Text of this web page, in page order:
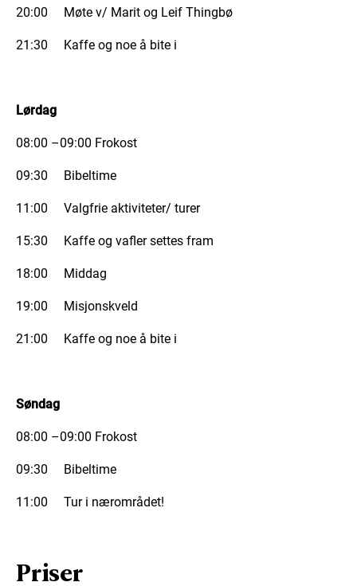
20:00 Møte v/ Marit og Leif Thingbø
21:30 Kaffe og noe å bite i
Lørdag
08:00 –09:00 Frokost
09:30 Bibeltime
11:00 Valgfrie aktiviteter/ turer
15:30 Kaffe og vafler settes fram
18:00 Middag
19:00 Misjonskveld
21:00 Kaffe og noe å bite i
Søndag
08:00 –09:00 Frokost
09:30 Bibeltime
11:00 Tur i nærområdet!
Priser